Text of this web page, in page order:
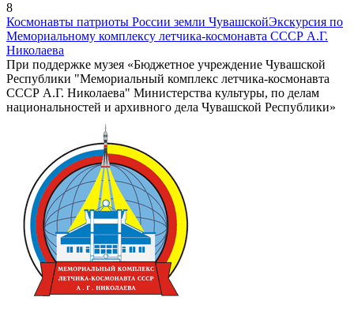
8
Космонавты патриоты России земли ЧувашскойЭкскурсия по
Мемориальному комплексу летчика-космонавта СССР А.Г.
Николаева
При поддержке музея «Бюджетное учреждение Чувашской
Республики "Мемориальный комплекс летчика-космонавта
СССР А.Г. Николаева" Министерства культуры, по делам
национальностей и архивного дела Чувашской Республики»